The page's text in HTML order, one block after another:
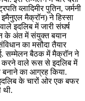
व्लादिमीर पुतिन, जर्मनी
मैक्रॉन) ने हिस्सा
इदलिब में जारी संघर्ष
के अंत में संयुक्त बयान
का मसौदा तैयार
सम्मेलन बैठक में मैक्रॉन ने
करने वाले रूस से इदलिब में
बनाने का आग्रह किया.
इदलिब के चारों ओर एक बफर
थी.